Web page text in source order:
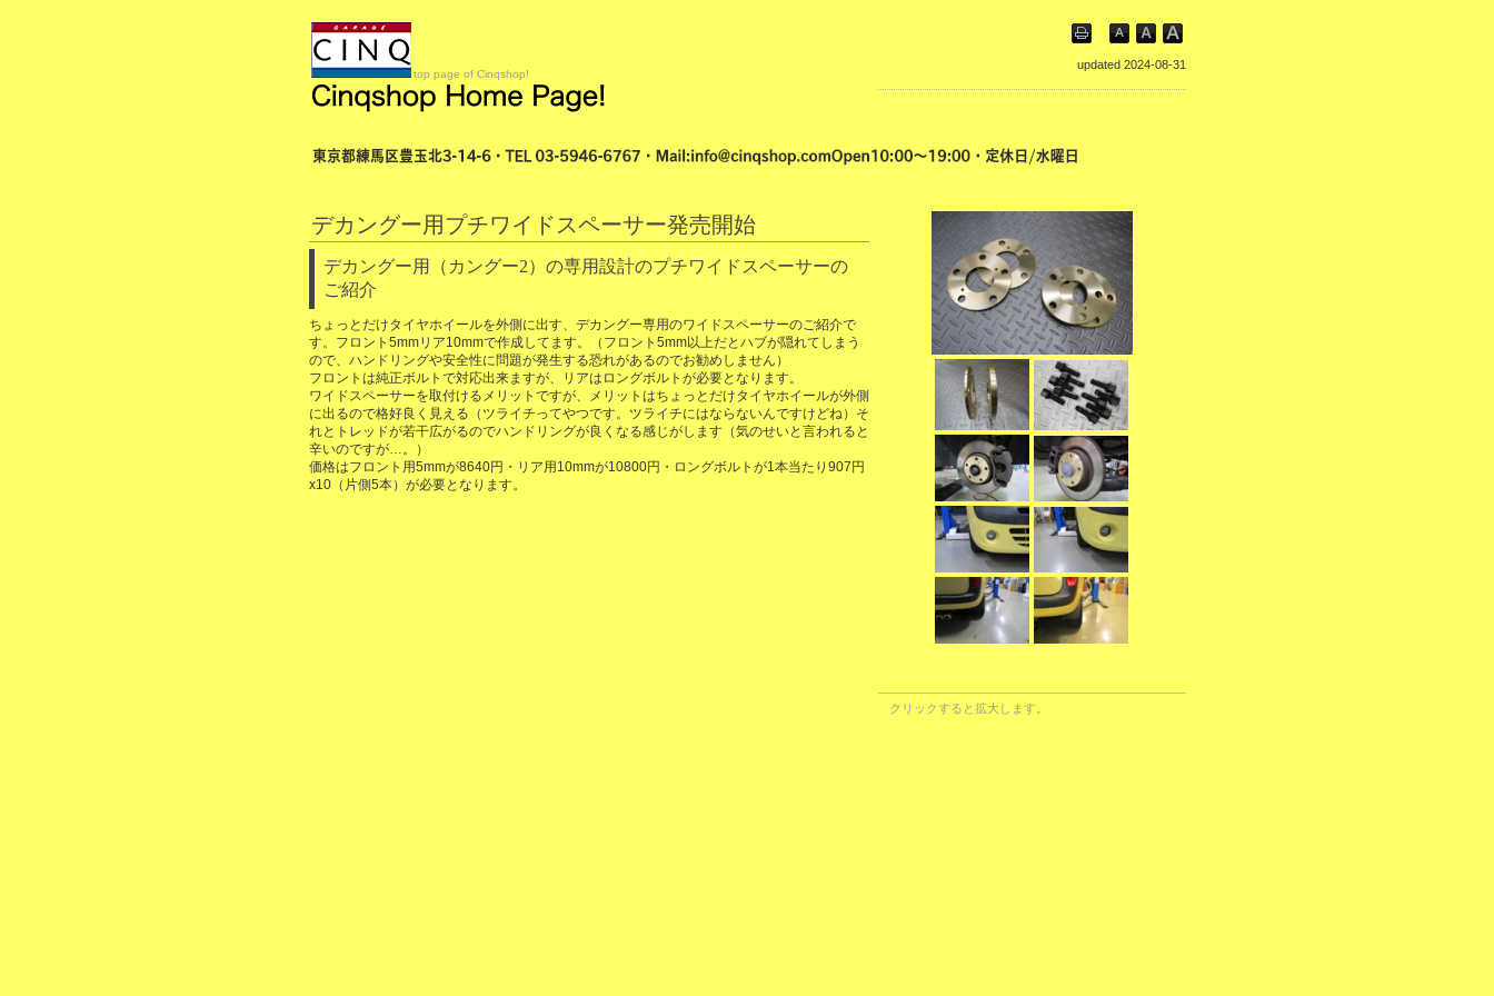
top page of Cinqshop!
updated 2024-08-31
デカングー用プチワイドスペーサー発売開始
デカングー用（カングー2）の専用設計のプチワイドスペーサーの
ご紹介
ちょっとだけタイヤホイールを外側に出す、デカングー専用のワイドスペーサーのご紹介で
す。フロント5mmリア10mmで作成してます。（フロント5mm以上だとハブが隠れてしまう
ので、ハンドリングや安全性に問題が発生する恐れがあるのでお勧めしません）
フロントは純正ボルトで対応出来ますが、リアはロングボルトが必要となります。
ワイドスペーサーを取付けるメリットですが、メリットはちょっとだけタイヤホイールが外側
に出るので格好良く見える（ツライチってやつです。ツライチにはならないんですけどね）そ
れとトレッドが若干広がるのでハンドリングが良くなる感じがします（気のせいと言われると
辛いのですが…。）
価格はフロント用5mmが8640円・リア用10mmが10800円・ロングボルトが1本当たり907円
x10（片側5本）が必要となります。
クリックすると拡大します。